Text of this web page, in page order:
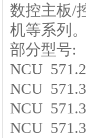
数控主板/
机等系列
部分型号:
NCU
NCU
NCU
NCU